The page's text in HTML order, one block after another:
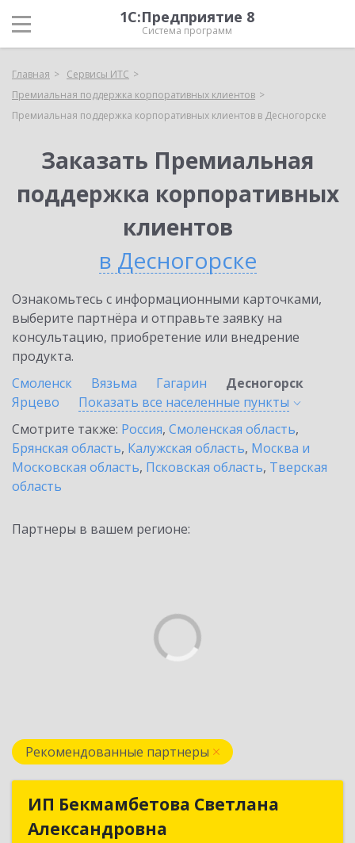
1С:Предприятие 8
Система программ
Главная
Сервисы ИТС
Премиальная поддержка корпоративных клиентов
Премиальная поддержка корпоративных клиентов в Десногорске
Заказать Премиальная
поддержка корпоративных
клиентов
в Десногорске
Ознакомьтесь с информационными карточками,
выберите партнёра и отправьте заявку на
консультацию, приобретение или внедрение
продукта.
Смоленск
Вязьма Гагарин
Десногорск
Ярцево
Показать все населенные пункты
Смотрите также: Россия, Смоленская область,
Брянская область, Калужская область, Москва и
Московская область, Псковская область, Тверская
область
Партнеры в вашем регионе:
Рекомендованные партнеры
ИП Бекмамбетова Светлана
Александровна
ИП Бекмамбетова Светлана